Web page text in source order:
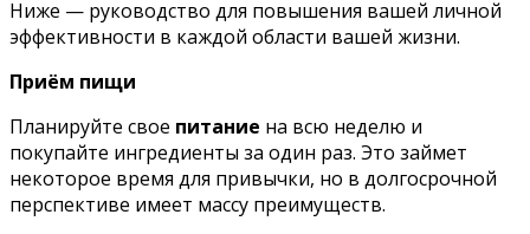
Ниже — руководство для повышения вашей личной
эффективности в каждой области вашей жизни.
Приём пищи
Планируйте свое питание на всю неделю и
покупайте ингредиенты за один раз. Это займет
некоторое время для привычки, но в долгосрочной
перспективе имеет массу преимуществ.